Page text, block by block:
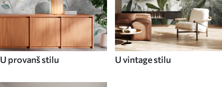
U provanš stilu U vintage stilu